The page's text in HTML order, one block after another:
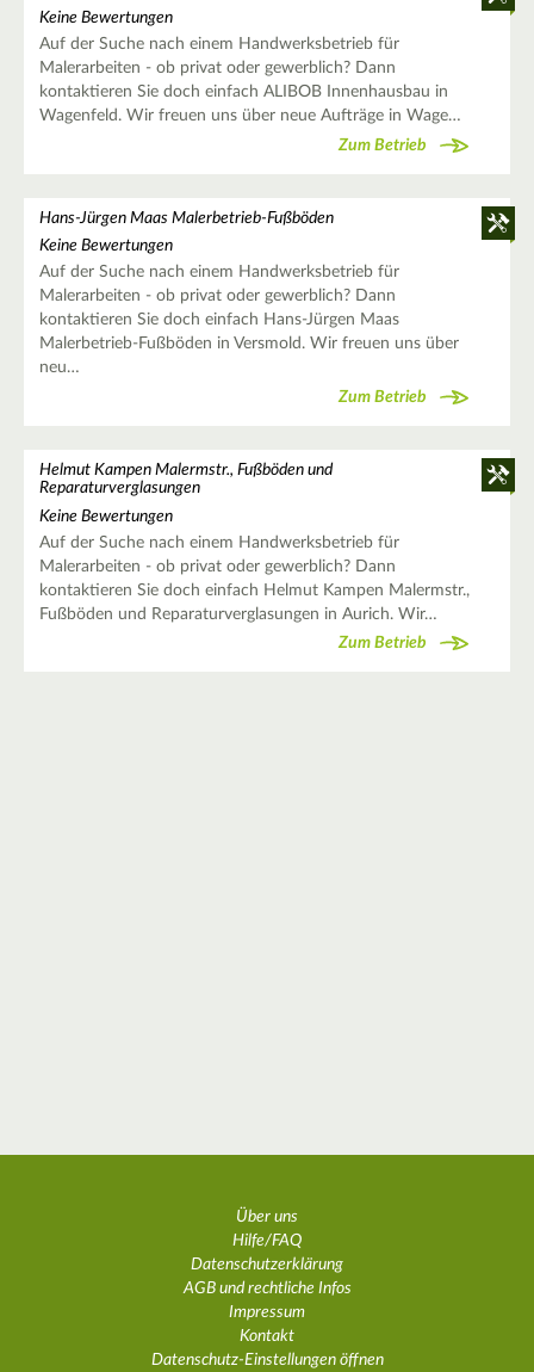
Keine Bewertungen
Auf der Suche nach einem Handwerksbetrieb für
Malerarbeiten - ob privat oder gewerblich? Dann
kontaktieren Sie doch einfach ALIBOB Innenhausbau in
Wagenfeld. Wir freuen uns über neue Aufträge in Wage…
Zum Betrieb
Hans-Jürgen Maas Malerbetrieb-Fußböden
Keine Bewertungen
Auf der Suche nach einem Handwerksbetrieb für
Malerarbeiten - ob privat oder gewerblich? Dann
kontaktieren Sie doch einfach Hans-Jürgen Maas
Malerbetrieb-Fußböden in Versmold. Wir freuen uns über
neu…
Zum Betrieb
Helmut Kampen Malermstr., Fußböden und
Reparaturverglasungen
Keine Bewertungen
Auf der Suche nach einem Handwerksbetrieb für
Malerarbeiten - ob privat oder gewerblich? Dann
kontaktieren Sie doch einfach Helmut Kampen Malermstr.,
Fußböden und Reparaturverglasungen in Aurich. Wir…
Zum Betrieb
Über uns
Hilfe/FAQ
Datenschutzerklärung
AGB und rechtliche Infos
Impressum
Kontakt
Datenschutz-Einstellungen öffnen